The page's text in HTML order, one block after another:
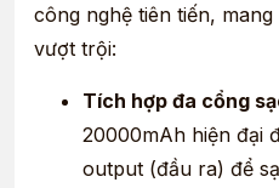
công nghệ tiên tiến,
vượt trội:
Tích hợp đa cổng
20000mAh hiện đại
output (đầu ra) để